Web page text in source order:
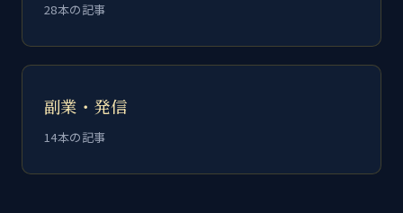
28本の記事
副業・発信
14本の記事